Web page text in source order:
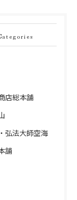
店総本舗
弘法大師空海
舗